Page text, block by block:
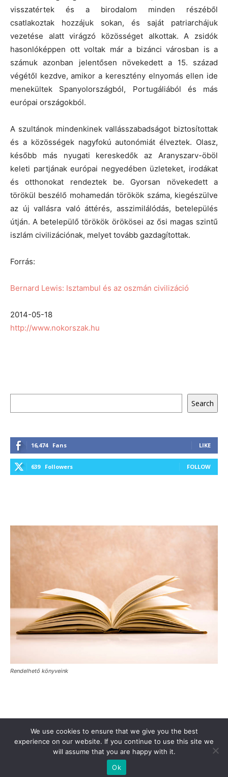
visszatértek és a birodalom minden részéből
csatlakoztak hozzájuk sokan, és saját patriarchájuk
vezetése alatt virágzó közösséget alkottak. A zsidók
hasonlóképpen ott voltak már a bizánci városban is a
számuk azonban jelentősen növekedett a 15. század
végétől kezdve, amikor a keresztény elnyomás ellen ide
menekültek Spanyolországból, Portugáliából és más
európai országokból.
A szultánok mindenkinek vallásszabadságot biztosítottak
és a közösségek nagyfokú autonómiát élveztek. Olasz,
később más nyugati kereskedők az Aranyszarv-öböl
keleti partjának európai negyedében üzleteket, irodákat
és otthonokat rendeztek be. Gyorsan növekedett a
törökül beszélő mohamedán törökök száma, kiegészülve
az új vallásra való áttérés, asszimilálódás, betelepülés
útján. A betelepülő törökök örökösei az ősi magas szintű
iszlám civilizációnak, melyet tovább gazdagítottak.
Forrás:
Bernard Lewis: Isztambul és az oszmán civilizáció
2014-05-18
http://www.nokorszak.hu
Search
16,474 Fans LIKE
639 Followers FOLLOW
Rendelhető könyveink
Támogasd a Türkinfót! Kiadványaink
Médiaajánlat
Impresszum
Adatkezelési Tájékoztató ÁSZF
Alapítvány
Rólunk
Kapcsolat
© Turkinfo.hu 2020
We use cookies to ensure that we give you the best
experience on our website. If you continue to use this site we
will assume that you are happy with it.
Ok